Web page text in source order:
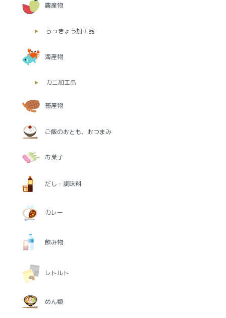
農産物
らっきょう加工品
海産物
カニ加工品
畜産物
ご飯のおとも、おつまみ
お菓子
だし・調味料
カレー
飲み物
レトルト
めん類